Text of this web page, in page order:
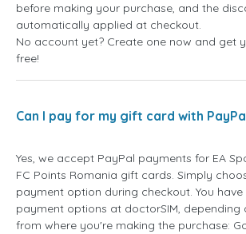
before making your purchase, and the
automatically applied at checkout.
No account yet? Create one now and get
free!
Can I pay for my gift card with
Yes, we accept PayPal payments for EA
FC Points Romania gift cards. Simply
payment option during checkout. You
payment options at doctorSIM, depending
from where you're making the purchase: